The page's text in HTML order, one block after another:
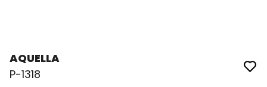
AQUELLA
P-1318